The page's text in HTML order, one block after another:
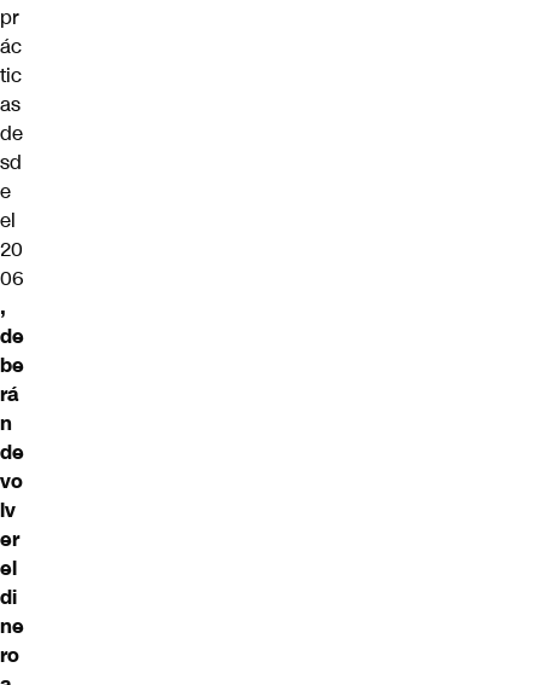
pr
ác
tic
as
de
sd
e
el
20
06
,
de
be
rá
n
de
vo
lv
er
el
di
ne
ro